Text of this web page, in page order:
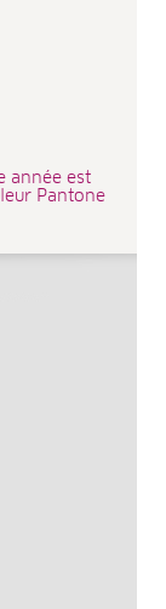
année est
Pantone